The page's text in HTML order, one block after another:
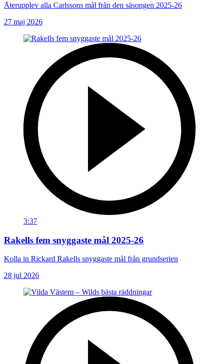
Återupplev alla Carlssons mål från den säsongen 2025-26
27 maj 2026
3:37
Rakells fem snyggaste mål 2025-26
Kolla in Rickard Rakells snyggaste mål från grundserien
28 jul 2026